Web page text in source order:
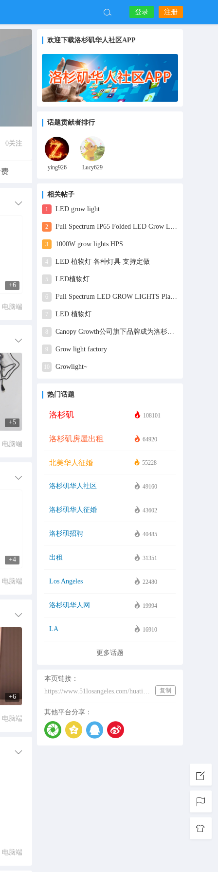
登录 注册
欢迎下载洛杉矶华人社区APP
话题贡献者排行
ying926 Lucy629
相关帖子
1 LED grow light
2 Full Spectrum IP65 Folded LED Grow Lights
3 1000W grow lights HPS
4 LED 植物灯 各种灯具 支持定做
5 LED植物灯
6 Full Spectrum LED GROW LIGHTS Plant Lamp Source Manufacturers Direct Wholesale
7 LED 植物灯
Canopy Growth公司旗下品牌成为洛杉矶湖人队官方饮料
9 Grow light factory
Growlight~
热门话题
洛杉矶 108101
洛杉矶房屋出租 64920
北美华人征婚 55228
洛杉矶华人社区 49160
洛杉矶华人征婚 43602
洛杉矶招聘 40485
出租 31351
Los Angeles 22480
洛杉矶华人网 19994
LA 16910
更多话题
本页链接：
https://www.51losangeles.com/huati/growlight
复制
其他平台分享：
0关注
+6
电脑端
+5
电脑端
+4
电脑端
+6
电脑端
电脑端